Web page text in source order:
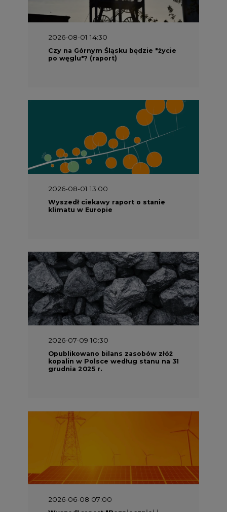
2026-08-01 14:30
Czy na Górnym Śląsku będzie "życie
po węglu"? (raport)
2026-08-01 13:00
Wyszedł ciekawy raport o stanie
klimatu w Europie
2026-07-09 10:30
Opublikowano bilans zasobów złóż
kopalin w Polsce według stanu na 31
grudnia 2025 r.
2026-06-08 07:00